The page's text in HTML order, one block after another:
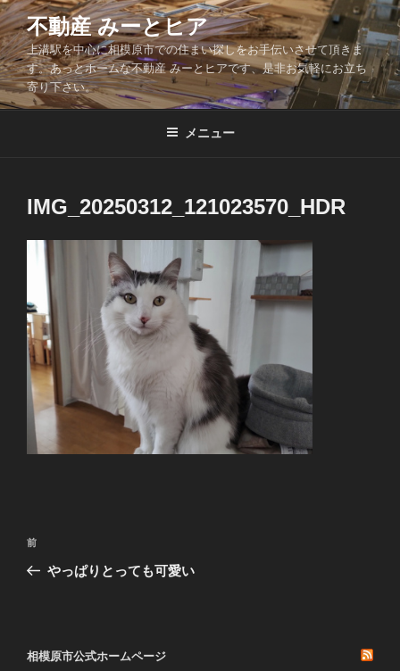
コ
ン
テ
ン
ツ
不動産 みーとヒア
上溝駅を中心に相模原市での住まい探しをお手伝いさせて頂きま
す。あっとホームな不動産 みーとヒアです、是非お気軽にお立ち
寄り下さい。
メニュー
IMG_20250312_121023570_HDR
投
ー
前
の
前
やっぱりとっても可愛い
相模原市公式ホームページ